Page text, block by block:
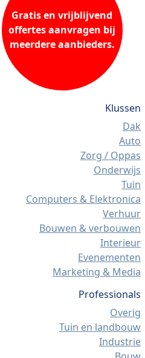
Gratis en vrijblijvend
offertes aanvragen bij
meerdere aanbieders.
Klussen
Dak
Auto
Zorg / Oppas
Onderwijs
Tuin
Computers & Elektronica
Verhuur
Bouwen & verbouwen
Interieur
Evenementen
Marketing & Media
Professionals
Overig
Tuin en landbouw
Industrie